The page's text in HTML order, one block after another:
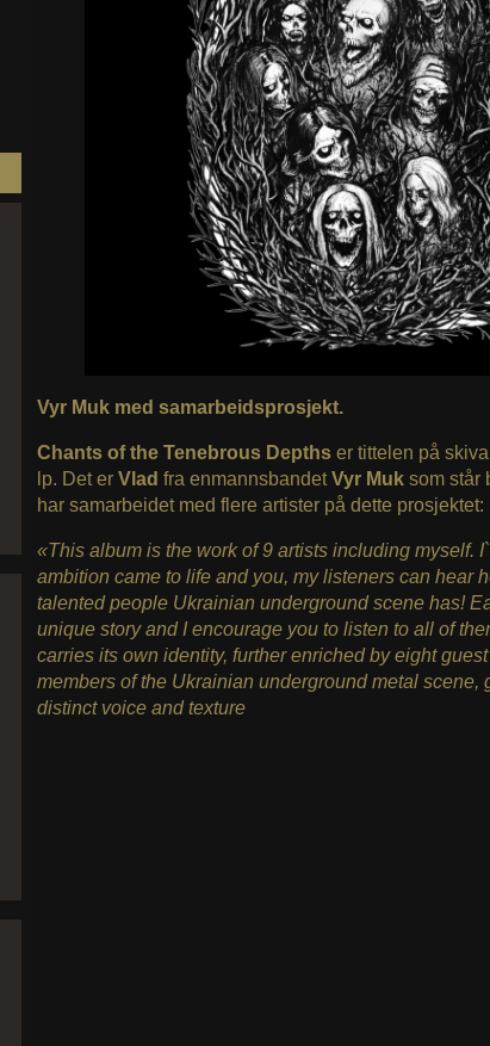
Vyr Muk med samarbeidsprosjekt.
Chants of the Tenebrous Depthser tittelen på
lp. Det er Vlad fra enmannsbandetVyr Muksom står
har samarbeidet med flere artister på dette prosjektet:
«This album is the work of 9 artists including myself.
ambition came to life and you, my listeners can hear
talented people Ukrainian underground scene has!
unique story and I encourage you to listen to all of
carries its own identity, further enriched by eight
members of the Ukrainian underground metal scene,
distinct voice and texture